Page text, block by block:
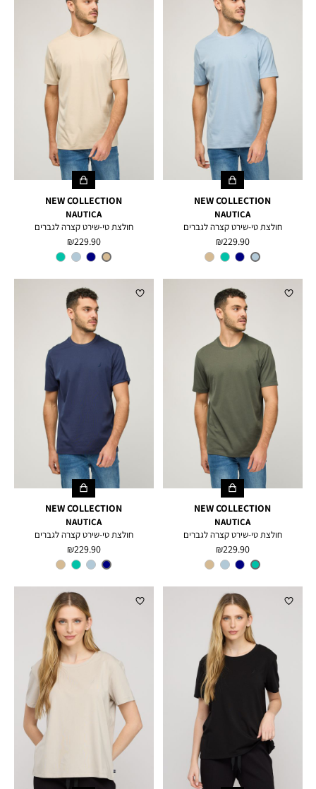
NEW COLLECTION
NAUTICA
חולצת טי-שירט קצרה לגברים
מחיר
מוצר
229.90 ₪
צבע
LIGHT
BLUE
NEW COLLECTION
NAUTICA
חולצת טי-שירט קצרה לגברים
מחיר
מוצר
229.90 ₪
צבע
TUSCANY
TAN
NEW COLLECTION
NAUTICA
חולצת טי-שירט קצרה לגברים
מחיר
מוצר
229.90 ₪
צבע
GREEN
NEW COLLECTION
NAUTICA
חולצת טי-שירט קצרה לגברים
מחיר
מוצר
229.90 ₪
צבע
NAVY